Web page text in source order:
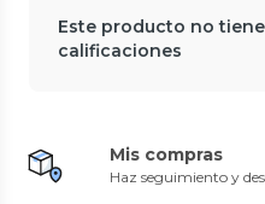
Este producto no
calificaciones
Mis compras
Haz seguimiento y